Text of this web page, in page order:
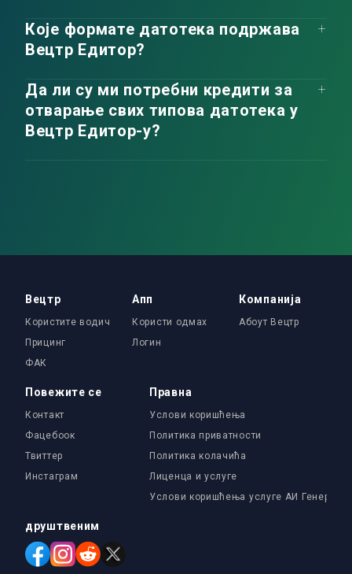
Које формате датотека подржава
Вецтр Едитор?
Да ли су ми потребни кредити за
отварање свих типова датотека у
Вецтр Едитор-у?
Вецтр
Користите водич
Прицинг
ФАК
Апп
Користи одмах
Логин
Компанија
Абоут Вецтр
Повежите се
Контакт
Фацебоок
Твиттер
Инстаграм
Правна
Услови коришћења
Политика приватности
Политика колачића
Лиценца и услуге
Услови коришћења услуге АИ Генератор
друштвеним